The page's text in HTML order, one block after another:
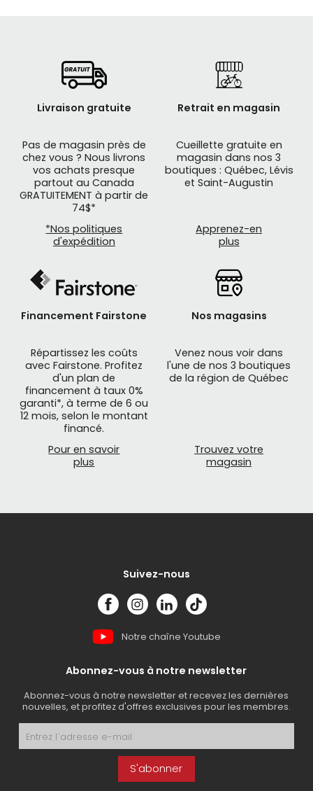
Livraison gratuite
Pas de magasin près de
chez vous ? Nous livrons
vos achats presque
partout au Canada
GRATUITEMENT à partir de
74$*
*Nos politiques
d'expédition
Retrait en magasin
Cueillette gratuite en
magasin dans nos 3
boutiques : Québec, Lévis
et Saint-Augustin
Apprenez-en
plus
Financement Fairstone
Répartissez les coûts
avec Fairstone. Profitez
d'un plan de
financement à taux 0%
garanti*, à terme de 6 ou
12 mois, selon le montant
financé.
Pour en savoir
plus
Nos magasins
Venez nous voir dans
l'une de nos 3 boutiques
de la région de Québec
Trouvez votre
magasin
Suivez-nous
Notre chaîne Youtube
Abonnez-vous à notre newsletter
Abonnez-vous à notre newsletter et recevez les dernières
nouvelles, et profitez d'offres exclusives pour les membres.
S'abonner